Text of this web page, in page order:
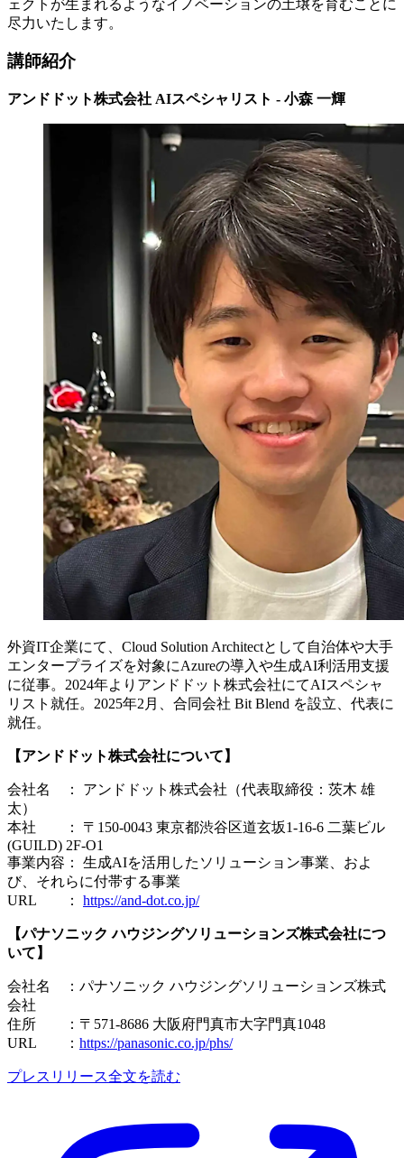
ェクトが生まれるようなイノベーションの土壌を育むことに
尽力いたします。
講師紹介
アンドドット株式会社 AIスペシャリスト - 小森 一輝
外資IT企業にて、Cloud Solution Architectとして自治体や大手
エンタープライズを対象にAzureの導入や生成AI利活用支援
に従事。2024年よりアンドドット株式会社にてAIスペシャ
リスト就任。2025年2月、合同会社 Bit Blend を設立、代表に
就任。
【アンドドット株式会社について】
会社名 ： アンドドット株式会社（代表取締役：茨木 雄
太）
本社 ： 〒150-0043 東京都渋谷区道玄坂1-16-6 二葉ビル
(GUILD) 2F-O1
事業内容： 生成AIを活用したソリューション事業、およ
び、それらに付帯する事業
URL ： https://and-dot.co.jp/
【パナソニック ハウジングソリューションズ株式会社につ
いて】
会社名 ：パナソニック ハウジングソリューションズ株式
会社
住所 ：〒571-8686 大阪府門真市大字門真1048
URL ： https://panasonic.co.jp/phs/
プレスリリース全文を読む